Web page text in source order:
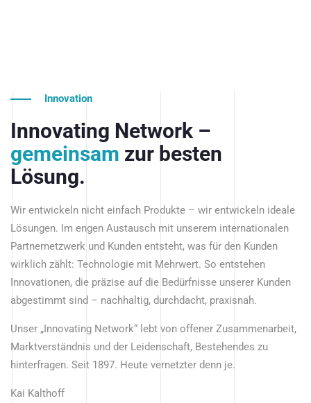
Innovation
Innovating Network –
gemeinsam zur besten
Lösung.
Wir entwickeln nicht einfach Produkte – wir entwickeln ideale
Lösungen. Im engen Austausch mit unserem internationalen
Partnernetzwerk und Kunden entsteht, was für den Kunden
wirklich zählt: Technologie mit Mehrwert. So entstehen
Innovationen, die präzise auf die Bedürfnisse unserer Kunden
abgestimmt sind – nachhaltig, durchdacht, praxisnah.
Unser „Innovating Network“ lebt von offener Zusammenarbeit,
Marktverständnis und der Leidenschaft, Bestehendes zu
hinterfragen. Seit 1897. Heute vernetzter denn je.
Kai Kalthoff